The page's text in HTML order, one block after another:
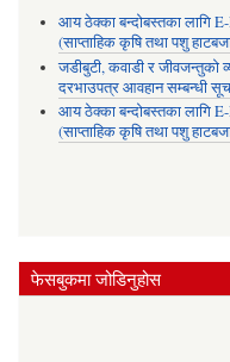
आय ठेक्का बन्दोबस्तका लागि
(साप्ताहिक कृषि तथा पशु
जडीबुटी, कवाडी र
दरभाउपत्र आवहान सम्बन्धी
आय ठेक्का बन्दोबस्तका लागि
(साप्ताहिक कृषि तथा पशु
फेसबुकमा जोडिनुहोस